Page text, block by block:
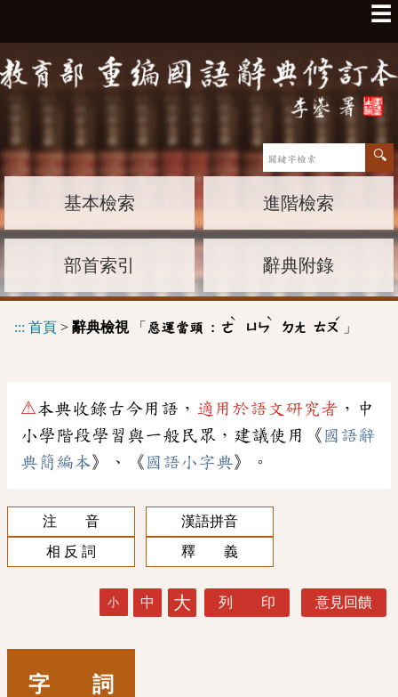
☰
基本檢索 進階檢索
部首索引 辭典附錄
::: 首頁 > 辭典檢視「 惡運當頭 : ㄜ
ˋ
ㄩㄣ
ˋ
ㄉㄤ ㄊㄡ
ˊ
」
⚠本典收錄古今用語， 適用於語文研究者 ，中
小學階段學習與一般民眾，建議使用《 國語辭
典簡編本》、《 國語小字典》。
注 音
漢語拼音
相 反 詞
釋 義
小 中 大 列 印 意見回饋
字 詞